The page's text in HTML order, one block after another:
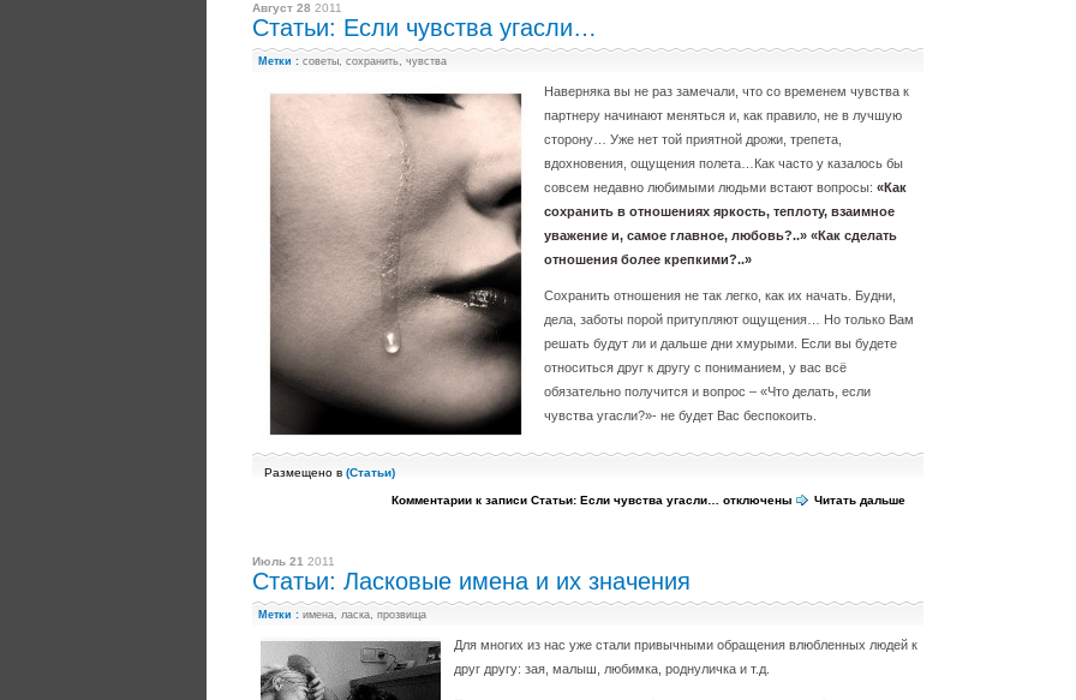
Август 28 2011
Статьи: Если чувства угасли…
Метки : советы, сохранить, чувства
Наверняка вы не раз замечали, что со временем чувства к
партнеру начинают меняться и, как правило, не в лучшую
сторону… Уже нет той приятной дрожи, трепета,
вдохновения, ощущения полета…Как часто у казалось бы
совсем недавно любимыми людьми встают вопросы: «Как
сохранить в отношениях яркость, теплоту, взаимное
уважение и, самое главное, любовь?..» «Как сделать
отношения более крепкими?..»
Сохранить отношения не так легко, как их начать. Будни,
дела, заботы порой притупляют ощущения… Но только Вам
решать будут ли и дальше дни хмурыми. Если вы будете
относиться друг к другу с пониманием, у вас всё
обязательно получится и вопрос – «Что делать, если
чувства угасли?»- не будет Вас беспокоить.
Размещено в (Статьи)
Комментарии к записи Статьи: Если чувства угасли… отключены Читать дальше
Июль 21 2011
Статьи: Ласковые имена и их значения
Метки : имена, ласка, прозвища
Для многих из нас уже стали привычными обращения влюбленных людей к
друг другу: зая, малыш, любимка, роднуличка и т.д.